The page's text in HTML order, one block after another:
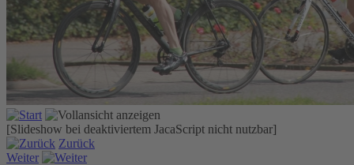
[Slideshow bei deaktiviertem JacaScript nicht nutzbar]
Zurück
Weiter